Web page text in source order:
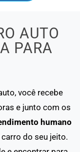
AUTO
PARA
você recebe
e junto com os
humano
do seu jeito.